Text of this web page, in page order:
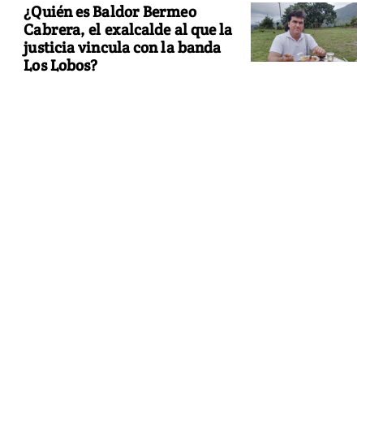
¿Quién es Baldor Bermeo
Cabrera, el exalcalde al que la
justicia vincula con la banda
Los Lobos?